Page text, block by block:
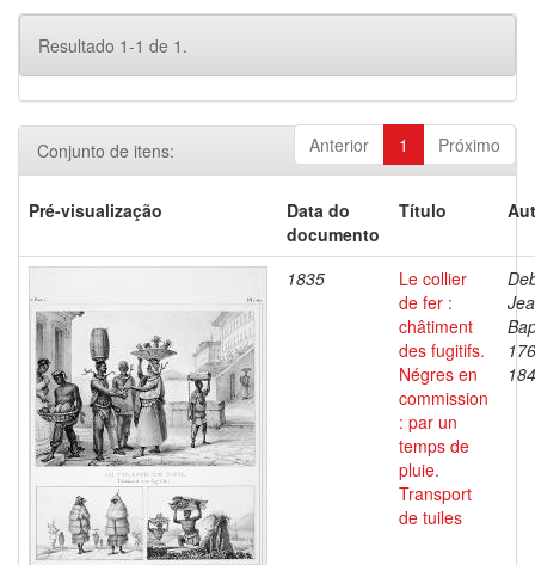
Resultado 1-1 de 1.
Anterior 1 Próximo
Conjunto de itens:
Pré-visualização
Data do
documento
Título
1835
Le collier
de fer :
châtiment
des fugitifs.
Négres en
commission
: par un
temps de
pluie.
Transport
de tuiles